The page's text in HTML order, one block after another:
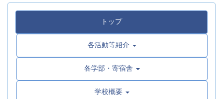
トップ
各活動等紹介
各学部・寄宿舎
学校概要